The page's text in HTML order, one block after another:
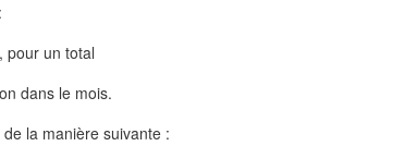
, pour un total
dans le mois.
la manière suivante :